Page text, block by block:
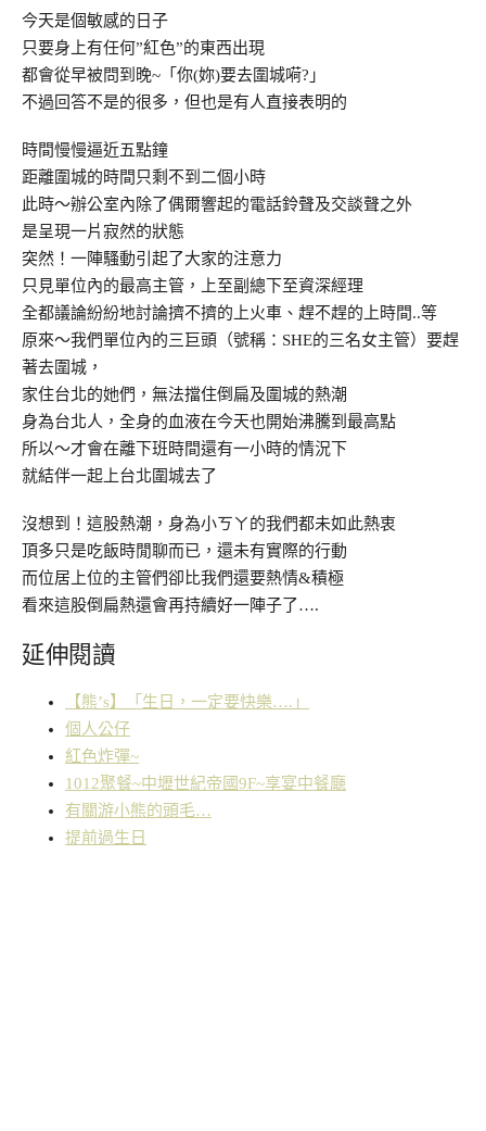
今天是個敏感的日子
只要身上有任何”紅色”的東西出現
都會從早被問到晚~「你(妳)要去圍城嗬?」
不過回答不是的很多，但也是有人直接表明的
時間慢慢逼近五點鐘
距離圍城的時間只剩不到二個小時
此時～辦公室內除了偶爾響起的電話鈴聲及交談聲之外
是呈現一片寂然的狀態
突然！一陣騷動引起了大家的注意力
只見單位內的最高主管，上至副總下至資深經理
全都議論紛紛地討論擠不擠的上火車、趕不趕的上時間..等
原來～我們單位內的三巨頭（號稱：SHE的三名女主管）要趕
著去圍城，
家住台北的她們，無法擋住倒扁及圍城的熱潮
身為台北人，全身的血液在今天也開始沸騰到最高點
所以～才會在離下班時間還有一小時的情況下
就結伴一起上台北圍城去了
沒想到！這股熱潮，身為小ㄎㄚ的我們都未如此熱衷
頂多只是吃飯時閒聊而已，還未有實際的行動
而位居上位的主管們卻比我們還要熱情&積極
看來這股倒扁熱還會再持續好一陣子了….
延伸閱讀
【熊’s】「生日，一定要快樂….」
個人公仔
紅色炸彈~
1012聚餐~中壢世紀帝國9F~享宴中餐廰
有關游小熊的頭毛…
提前過生日